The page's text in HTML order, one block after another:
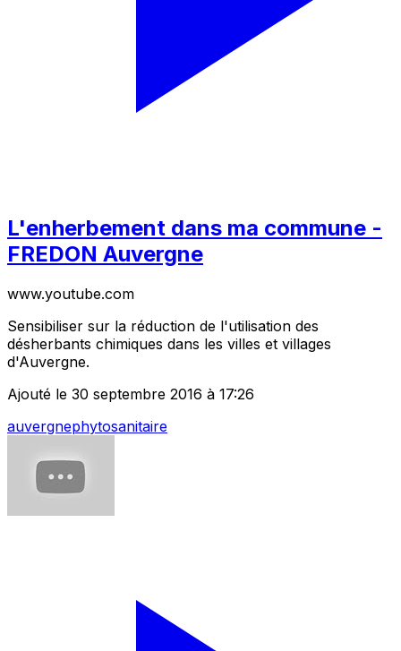
L'enherbement dans ma commune -
FREDON Auvergne
www.youtube.com
Sensibiliser sur la réduction de l'utilisation des
désherbants chimiques dans les villes et villages
d'Auvergne.
Ajouté le 30 septembre 2016 à 17:26
auvergnephytosanitaire